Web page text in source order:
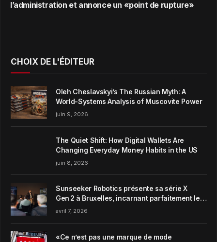
l’administration et annonce un «point de rupture»
CHOIX DE L'ÉDITEUR
Oleh Cheslavskyi’s The Russian Myth: A
World-Systems Analysis of Muscovite Power
juin 9, 2026
The Quiet Shift: How Digital Wallets Are
Changing Everyday Money Habits in the US
juin 8, 2026
Sunseeker Robotics présente sa série X
Gen 2 à Bruxelles, incarnant parfaitement le
concept de Garden Harmony de la marque
avril 7, 2026
«Ce n’est pas une marque de mode